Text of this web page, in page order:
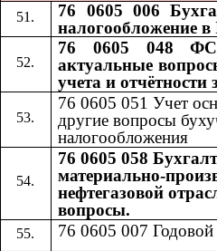
76 0605 006
налогообложение в
76 0605 048
актуальные
учета и отчётности
76 0605 051 Учет
другие вопросы
налогообложения
76 0605 058
материально-
нефтегазовой
вопросы.
76 0605 007 Годовой